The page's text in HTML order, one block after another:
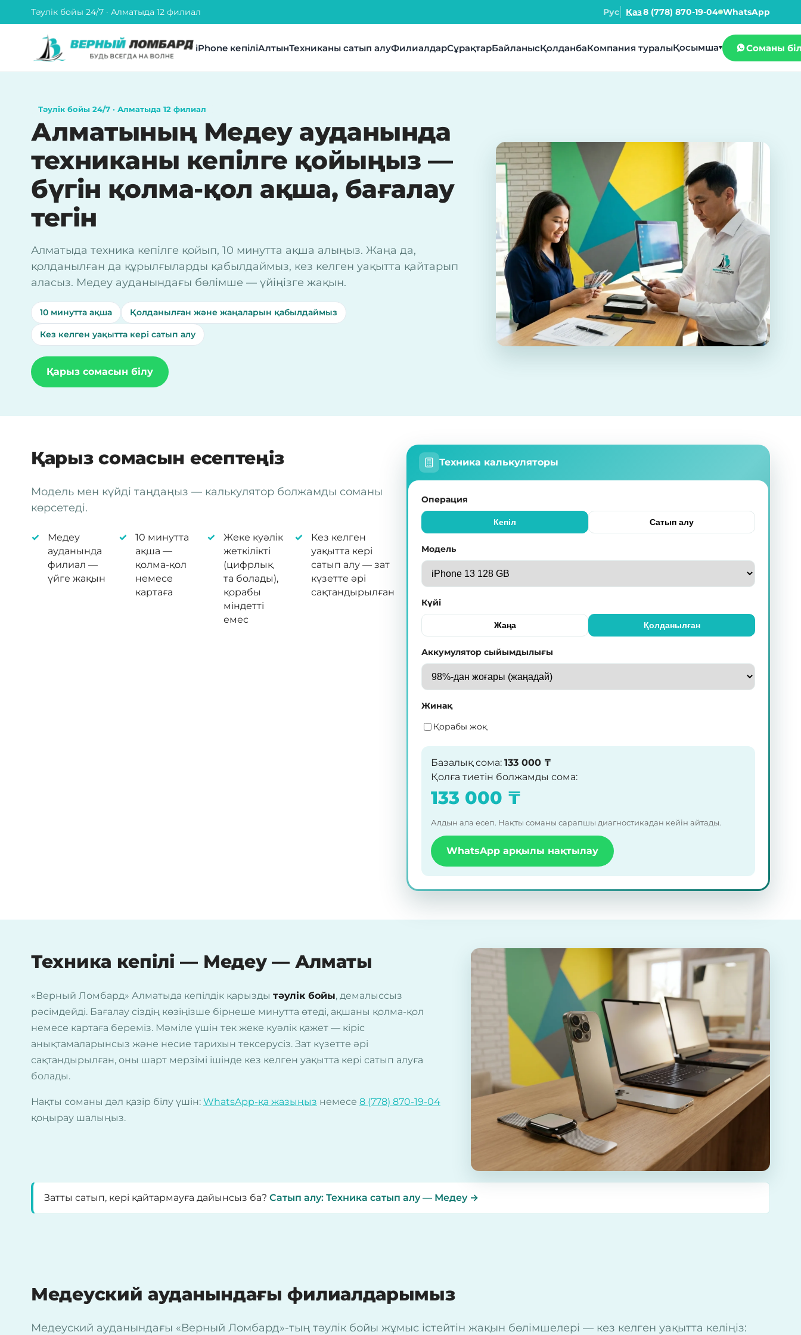
Тәулік бойы 24/7 · Алматыда 12 филиал Рус Қаз8 (778) 870-19-04 WhatsApp
iPhone кепіліАлтынТехниканы сатып алуФилиалдарСұрақтарБайланысҚолданбаКомпания туралыҚосымша▾ Соманы
Тәулік бойы 24/7 · Алматыда 12 филиал
Алматының Медеу ауданында
техниканы кепілге қойыңыз —
бүгін қолма-қол ақша, бағалау
тегін
Алматыда техника кепілге қойып, 10 минутта ақша алыңыз. Жаңа да,
қолданылған да құрылғыларды қабылдаймыз, кез келген уақытта қайтарып
аласыз. Медеу ауданындағы бөлімше — үйіңізге жақын.
10 минутта ақша Қолданылған және жаңаларын қабылдаймыз
Кез келген уақытта кері сатып алу
Қарыз сомасын білу
Қарыз сомасын есептеңіз
Модель мен күйді таңдаңыз — калькулятор болжамды соманы
көрсетеді.
Медеу
ауданында
филиал —
үйге жақын
10 минутта
ақша —
қолма-қол
немесе
картаға
Жеке куәлік
жеткілікті
(цифрлық
та болады),
қорабы
міндетті
емес
Кез келген
уақытта кері
сатып алу — зат
күзетте әрі
сақтандырылған
Техника калькуляторы
Операция
Кепіл Сатып алу
Модель
Күйі
Жаңа Қолданылған
Аккумулятор сыйымдылығы
Жинақ
Қорабы жоқ
Базалық сома: 133 000 ₸
Қолға тиетін болжамды сома:
133 000 ₸
Алдын ала есеп. Нақты соманы сарапшы диагностикадан кейін айтады.
WhatsApp арқылы нақтылау
Техника кепілі — Медеу — Алматы
«Верный Ломбард» Алматыда кепілдік қарызды тәулік бойы, демалыссыз
рәсімдейді. Бағалау сіздің көзіңізше бірнеше минутта өтеді, ақшаны қолма-қол
немесе картаға береміз. Мәміле үшін тек жеке куәлік қажет — кіріс
анықтамаларынсыз және несие тарихын тексерусіз. Зат күзетте әрі
сақтандырылған, оны шарт мерзімі ішінде кез келген уақытта кері сатып алуға
болады.
Нақты соманы дәл қазір білу үшін: WhatsApp-қа жазыңыз немесе 8 (778) 870-19-04
қоңырау шалыңыз.
Затты сатып, кері қайтармауға дайынсыз ба? Сатып алу: Техника сатып алу — Медеу →
Медеуский ауданындағы филиалдарымыз
Медеуский ауданындағы «Верный Ломбард»-тың тәулік бойы жұмыс істейтін жақын бөлімшелері — кез келген уақытта келіңіз: